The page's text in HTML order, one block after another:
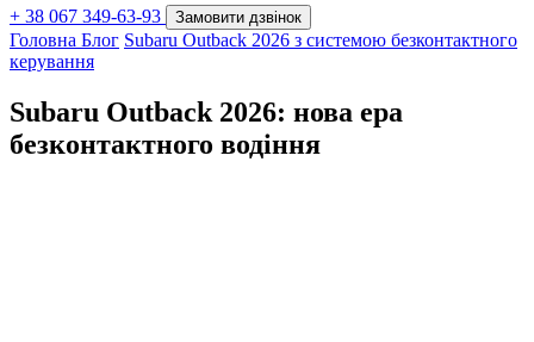
+ 38 067 349-63-93 Замовити дзвінок
Головна Блог Subaru Outback 2026 з системою безконтактного
керування
Subaru Outback 2026: нова ера
безконтактного водіння